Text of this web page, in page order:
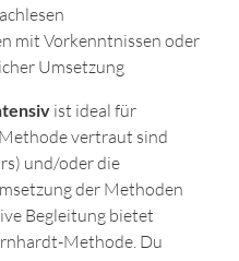
mit Vorkenntnissen oder
Umsetzung
ist ideal für
vertraut sind
und/oder die
der Methoden
Begleitung bietet
Methode. Du